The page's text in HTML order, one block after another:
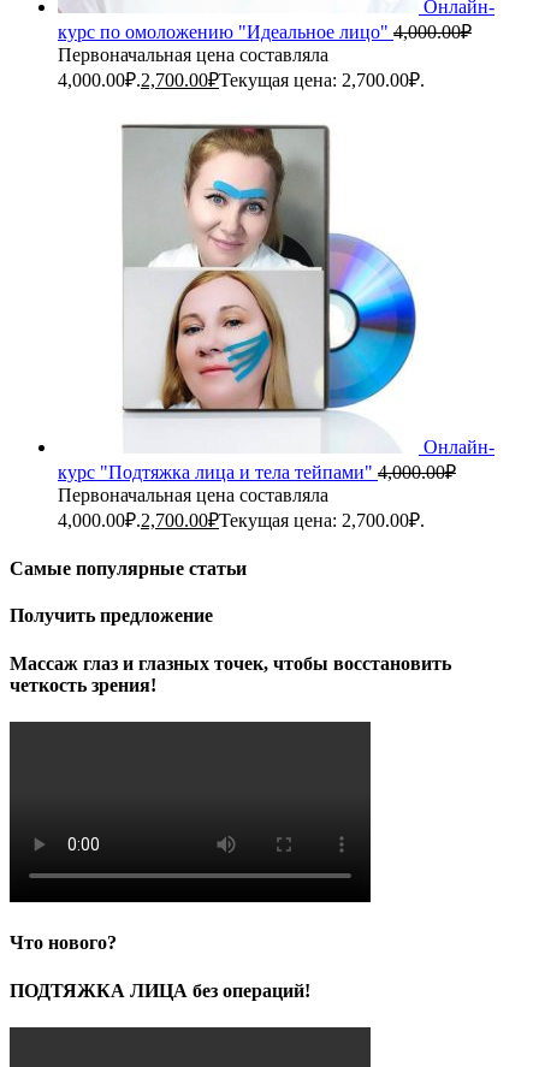
Онлайн-
курс по омоложению "Идеальное лицо" 4,000.00₽
Первоначальная цена составляла
4,000.00₽.2,700.00₽Текущая цена: 2,700.00₽.
Онлайн-
курс "Подтяжка лица и тела тейпами" 4,000.00₽
Первоначальная цена составляла
4,000.00₽.2,700.00₽Текущая цена: 2,700.00₽.
Самые популярные статьи
Получить предложение
Массаж глаз и глазных точек, чтобы восстановить
четкость зрения!
Что нового?
ПОДТЯЖКА ЛИЦА без операций!